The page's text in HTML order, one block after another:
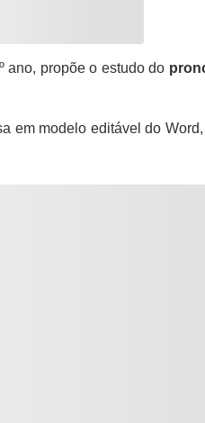
ano, propõe o estudo do
modelo editável do